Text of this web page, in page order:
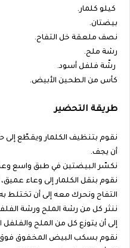
كيلو كلمار.
بيضتان.
نصف ملعقة خل التفاح.
رشة ملح.
رشّة فلفل أسود.
كأس من الطحين الأبيض.
طريقة التحضير
نقوم بتنظيف الكلمار ويقطّع إلى
أن يجف.
نكسّر البيضتين في طبق واسع
نقوم بنقل الكلمار إلى وعاء
التفاح ونحرك معه إلى أن تختلط
ننثر كل من رشة الملح ورشة
إلى أن يتوزع كل من الملح
نقوم بسكب البيض المخفوق فوق